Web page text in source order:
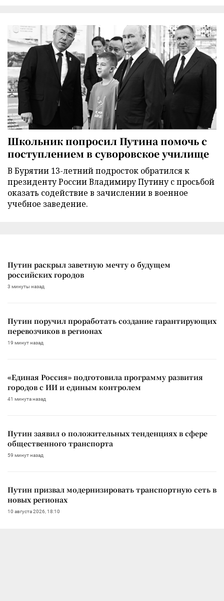
Школьник попросил Путина помочь с
поступлением в суворовское училище
В Бурятии 13-летний подросток обратился к
президенту России Владимиру Путину с просьбой
оказать содействие в зачислении в военное
учебное заведение.
Путин раскрыл заветную мечту о будущем
российских городов
3 минуты назад
Путин поручил проработать создание гарантирующих
перевозчиков в регионах
19 минут назад
«Единая Россия» подготовила программу развития
городов с ИИ и единым контролем
41 минута назад
Путин заявил о положительных тенденциях в сфере
общественного транспорта
59 минут назад
Путин призвал модернизировать транспортную сеть в
новых регионах
10 августа 2026, 18:10